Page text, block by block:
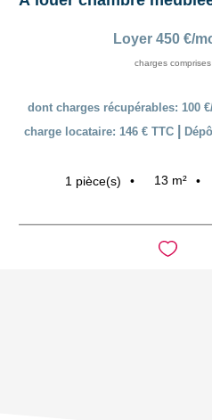
Loyer 450 €/
charges comprises
dont charges récupérables: 100
charge locataire: 146 € TTC
1 pièce(s) 13 m²